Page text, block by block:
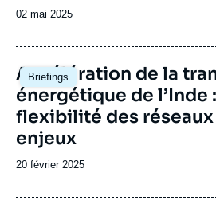
Date
publication
02 mai 2025
Briefings
Image
principale
Accélération de la
énergétique de l’Inde
flexibilité des
enjeux
Date
publication
20 février 2025